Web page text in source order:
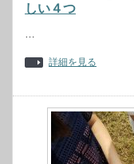
しい４つ
…
詳細を見る